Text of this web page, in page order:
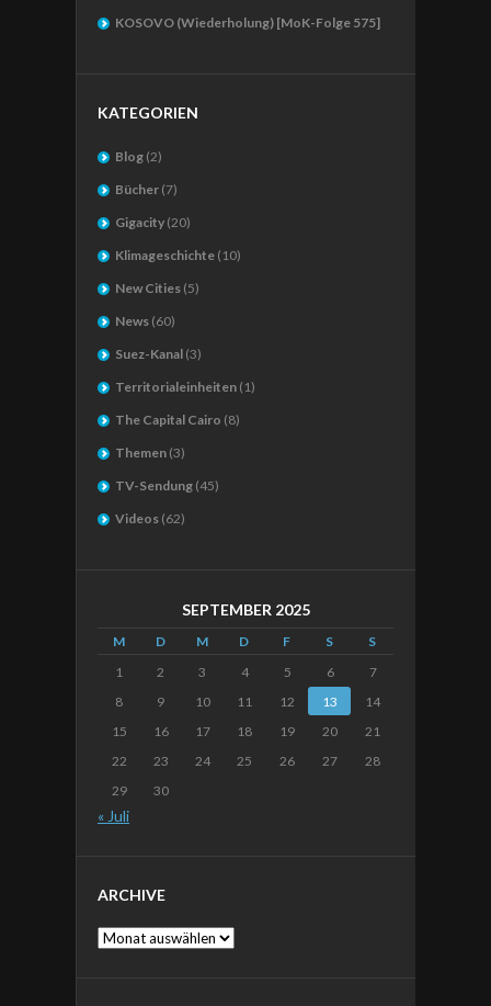
KOSOVO (Wiederholung) [MoK-Folge 575]
KATEGORIEN
Blog (2)
Bücher (7)
Gigacity (20)
Klimageschichte (10)
New Cities (5)
News (60)
Suez-Kanal (3)
Territorialeinheiten (1)
The Capital Cairo (8)
Themen (3)
TV-Sendung (45)
Videos (62)
SEPTEMBER 2025
M D M D F S
S
1
2 3 4 5 6
7
8
9 10 11 12 13
14
15
16 17 18 19 20
21
22
23 24 25 26 27
28
29
30
« Juli
ARCHIVE
Archive